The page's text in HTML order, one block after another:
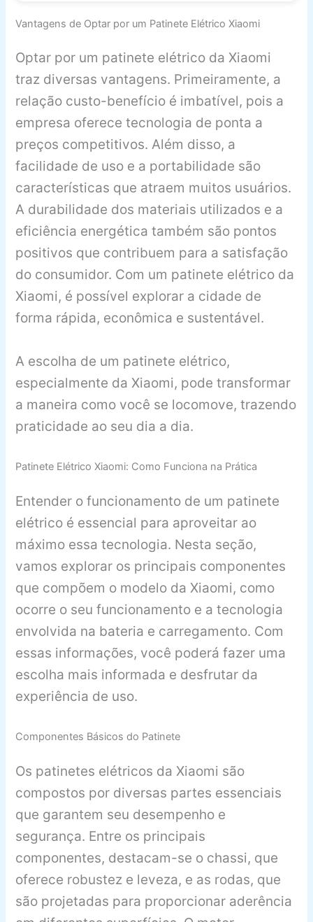
Vantagens de Optar por um Patinete Elétrico Xiaomi
Optar por um patinete elétrico da Xiaomi
traz diversas vantagens. Primeiramente, a
relação custo-benefício é imbatível, pois a
empresa oferece tecnologia de ponta a
preços competitivos. Além disso, a
facilidade de uso e a portabilidade são
características que atraem muitos usuários.
A durabilidade dos materiais utilizados e a
eficiência energética também são pontos
positivos que contribuem para a satisfação
do consumidor. Com um patinete elétrico da
Xiaomi, é possível explorar a cidade de
forma rápida, econômica e sustentável.
A escolha de um patinete elétrico,
especialmente da Xiaomi, pode transformar
a maneira como você se locomove, trazendo
praticidade ao seu dia a dia.
Patinete Elétrico Xiaomi: Como Funciona na Prática
Entender o funcionamento de um patinete
elétrico é essencial para aproveitar ao
máximo essa tecnologia. Nesta seção,
vamos explorar os principais componentes
que compõem o modelo da Xiaomi, como
ocorre o seu funcionamento e a tecnologia
envolvida na bateria e carregamento. Com
essas informações, você poderá fazer uma
escolha mais informada e desfrutar da
experiência de uso.
Componentes Básicos do Patinete
Os patinetes elétricos da Xiaomi são
compostos por diversas partes essenciais
que garantem seu desempenho e
segurança. Entre os principais
componentes, destacam-se o chassi, que
oferece robustez e leveza, e as rodas, que
são projetadas para proporcionar aderência